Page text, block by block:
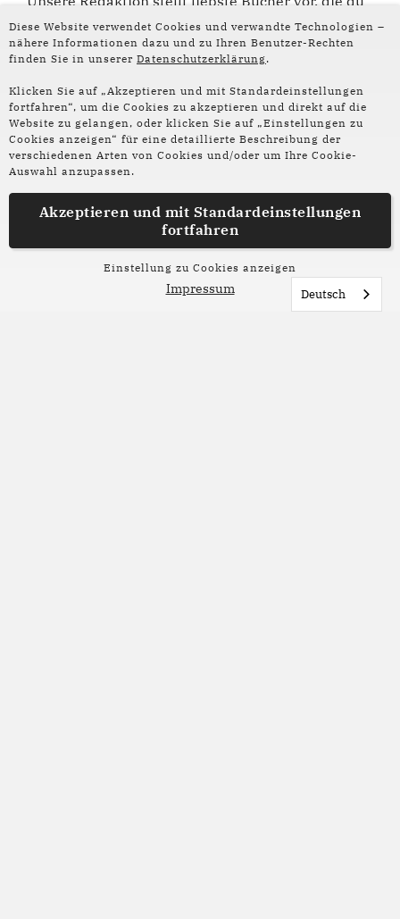
Diese Website verwendet Cookies und verwandte Technologien –
nähere Informationen dazu und zu Ihren Benutzer-Rechten
finden Sie in unserer Datenschutzerklärung.
Klicken Sie auf „Akzeptieren und mit Standardeinstellungen
fortfahren“, um die Cookies zu akzeptieren und direkt auf die
Website zu gelangen, oder klicken Sie auf „Einstellungen zu
Cookies anzeigen“ für eine detaillierte Beschreibung der
verschiedenen Arten von Cookies und/oder um Ihre Cookie-
Auswahl anzupassen.
Akzeptieren und mit Standardeinstellungen
fortfahren
Einstellung zu Cookies anzeigen
Impressum
in den nächsten Sommerwochen entdecken
kannst. Welches davon möchtest du lesen?
Deutsch